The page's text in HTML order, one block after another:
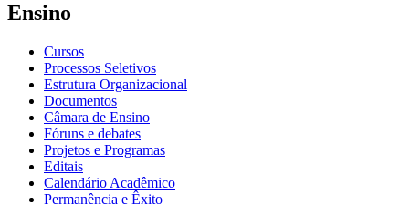
Ensino
Cursos
Processos Seletivos
Estrutura Organizacional
Documentos
Câmara de Ensino
Fóruns e debates
Projetos e Programas
Editais
Calendário Acadêmico
Permanência e Êxito